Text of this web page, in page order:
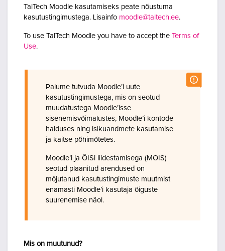
TalTech Moodle kasutamiseks peate nõustuma
kasutustingimustega. Lisainfo moodle@taltech.ee.
To use TalTech Moodle you have to accept the Terms of
Use.
Palume tutvuda Moodle’i uute
kasutustingimustega, mis on seotud
muudatustega Moodle’isse
sisenemisvõimalustes, Moodle’i kontode
halduses ning isikuandmete kasutamise
ja kaitse põhimõtetes.
Moodle’i ja ÕISi liidestamisega (MOIS)
seotud plaanitud arendused on
mõjutanud kasutustingimuste muutmist
enamasti Moodle’i kasutaja õiguste
suurenemise näol.
Mis on muutunud?